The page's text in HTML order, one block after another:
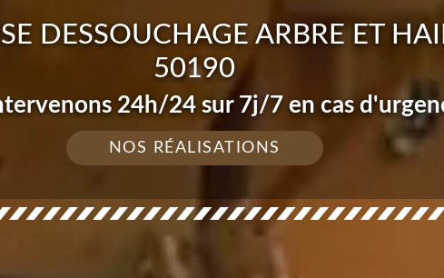
DESSOUCHAGE ARBRE ET
50190
24h/24 sur 7j/7 en cas
NOS RÉALISATIONS